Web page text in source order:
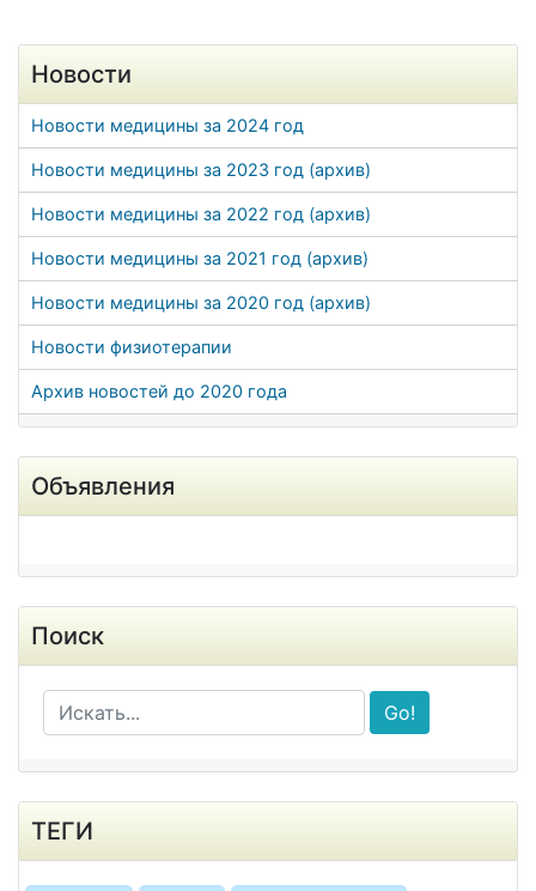
Новости
Новости медицины за 2024 год
Новости медицины за 2023 год (архив)
Новости медицины за 2022 год (архив)
Новости медицины за 2021 год (архив)
Новости медицины за 2020 год (архив)
Новости физиотерапии
Архив новостей до 2020 года
Объявления
Поиск
Go!
ТЕГИ